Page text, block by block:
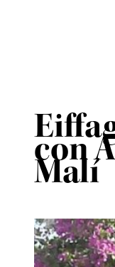
con
Malí